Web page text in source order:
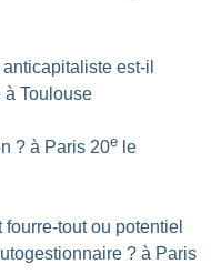
est-il
à Toulouse
? à Paris 20e le
tout ou potentiel
? à Paris